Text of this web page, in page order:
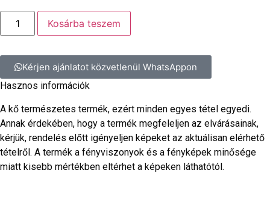
Kosárba teszem
Kérjen ajánlatot közvetlenül WhatsAppon
Hasznos információk
A kő természetes termék, ezért minden egyes tétel egyedi.
Annak érdekében, hogy a termék megfeleljen az elvárásainak,
kérjük, rendelés előtt igényeljen képeket az aktuálisan elérhető
tételről. A termék a fényviszonyok és a fényképek minősége
miatt kisebb mértékben eltérhet a képeken láthatótól.